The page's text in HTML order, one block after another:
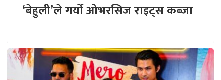
‘बेहुली’ले गर्यो ओभरसिज राइट्स कब्जा